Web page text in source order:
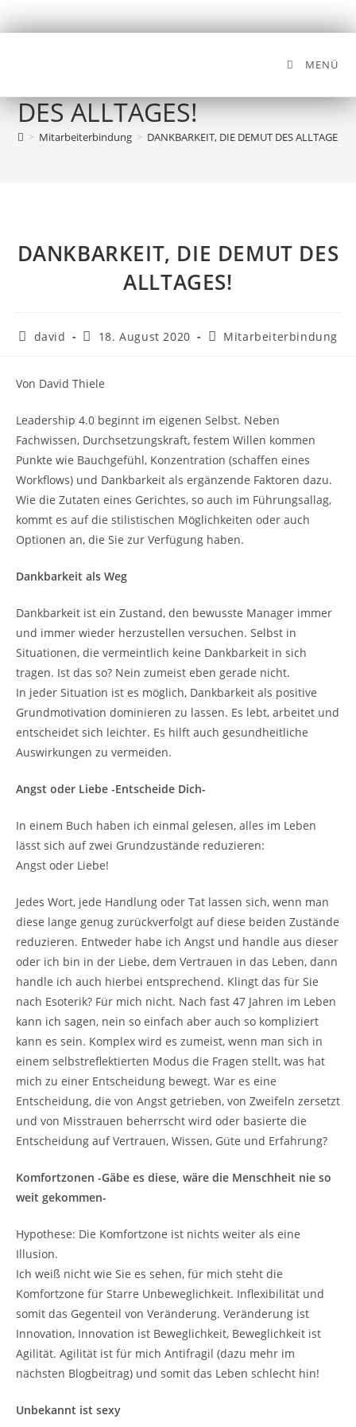
MENÜ
DANKBARKEIT, DIE DEMUT
DES ALLTAGES!
> Mitarbeiterbindung > DANKBARKEIT, DIE DEMUT DES ALLTAGES!
DANKBARKEIT, DIE DEMUT DES
ALLTAGES!
david 18. August 2020 Mitarbeiterbindung
Von David Thiele
Leadership 4.0 beginnt im eigenen Selbst. Neben
Fachwissen, Durchsetzungskraft, festem Willen kommen
Punkte wie Bauchgefühl, Konzentration (schaffen eines
Workflows) und Dankbarkeit als ergänzende Faktoren dazu.
Wie die Zutaten eines Gerichtes, so auch im Führungsallag,
kommt es auf die stilistischen Möglichkeiten oder auch
Optionen an, die Sie zur Verfügung haben.
Dankbarkeit als Weg
Dankbarkeit ist ein Zustand, den bewusste Manager immer
und immer wieder herzustellen versuchen. Selbst in
Situationen, die vermeintlich keine Dankbarkeit in sich
tragen. Ist das so? Nein zumeist eben gerade nicht.
In jeder Situation ist es möglich, Dankbarkeit als positive
Grundmotivation dominieren zu lassen. Es lebt, arbeitet und
entscheidet sich leichter. Es hilft auch gesundheitliche
Auswirkungen zu vermeiden.
Angst oder Liebe -Entscheide Dich-
In einem Buch haben ich einmal gelesen, alles im Leben
lässt sich auf zwei Grundzustände reduzieren:
Angst oder Liebe!
Jedes Wort, jede Handlung oder Tat lassen sich, wenn man
diese lange genug zurückverfolgt auf diese beiden Zustände
reduzieren. Entweder habe ich Angst und handle aus dieser
oder ich bin in der Liebe, dem Vertrauen in das Leben, dann
handle ich auch hierbei entsprechend. Klingt das für Sie
nach Esoterik? Für mich nicht. Nach fast 47 Jahren im Leben
kann ich sagen, nein so einfach aber auch so kompliziert
kann es sein. Komplex wird es zumeist, wenn man sich in
einem selbstreflektierten Modus die Fragen stellt, was hat
mich zu einer Entscheidung bewegt. War es eine
Entscheidung, die von Angst getrieben, von Zweifeln zersetzt
und von Misstrauen beherrscht wird oder basierte die
Entscheidung auf Vertrauen, Wissen, Güte und Erfahrung?
Komfortzonen -Gäbe es diese, wäre die Menschheit nie so
weit gekommen-
Hypothese: Die Komfortzone ist nichts weiter als eine
Illusion.
Ich weiß nicht wie Sie es sehen, für mich steht die
Komfortzone für Starre Unbeweglichkeit. Inflexibilität und
somit das Gegenteil von Veränderung. Veränderung ist
Innovation, Innovation ist Beweglichkeit, Beweglichkeit ist
Agilität. Agilität ist für mich Antifragil (dazu mehr im
nächsten Blogbeitrag) und somit das Leben schlecht hin!
Unbekannt ist sexy